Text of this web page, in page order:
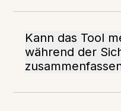
Kann das Tool
während der